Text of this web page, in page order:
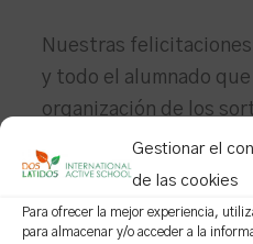
Gestionar el
de las cookies
Para ofrecer la mejor experiencia,
para almacenar y/o acceder a la
Nuestras
y todo el alumnado
organización de los
papeletas, así como a
aportado los premios
todas las personas
comprando las